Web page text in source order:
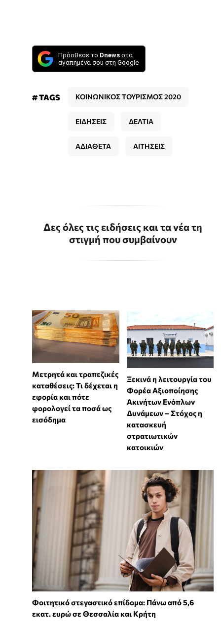
Πρόσθεσε το Dnews στα
αγαπημένα σου στη Google
# TAGS ΚΟΙΝΩΝΙΚΟΣ ΤΟΥΡΙΣΜΟΣ 2020
ΕΙΔΗΣΕΙΣ ΔΕΛΤΙΑ
ΑΔΙΑΘΕΤΑ ΑΙΤΗΣΕΙΣ
Δες όλες τις ειδήσεις και τα νέα τη
στιγμή που συμβαίνουν
Μετρητά και τραπεζικές
καταθέσεις: Τι δέχεται η
εφορία και πότε
φορολογεί τα ποσά ως
εισόδημα
Ξεκινά η λειτουργία του
Φορέα Αξιοποίησης
Ακινήτων Ενόπλων
Δυνάμεων – Στόχος η
κατασκευή
στρατιωτικών
κατοικιών
Φοιτητικό στεγαστικό επίδομα: Πάνω από 5,6
εκατ. ευρώ σε Θεσσαλία και Κρήτη